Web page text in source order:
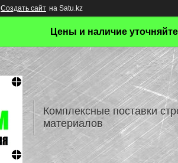
Создать сайт на Satu.kz
Цены и наличие
Комплексные поставки
материалов